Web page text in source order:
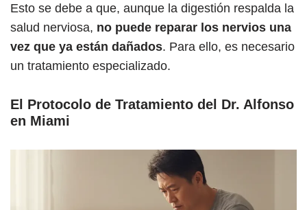
Esto se debe a que, aunque la digestión respalda la
salud nerviosa, no puede reparar los nervios una
vez que ya están dañados. Para ello, es necesario
un tratamiento especializado.
El Protocolo de Tratamiento del Dr. Alfonso
en Miami